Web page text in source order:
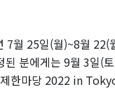
7월 25일(월)~8월 22(
된 분에게는 9월 3일(
한마당 2022 in